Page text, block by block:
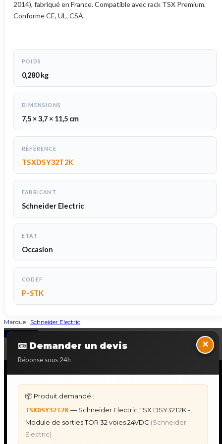
2014), fabriqué en France. Compatible avec rack TSX Premium.
Conforme CE, UL, CSA.
POIDS
0,280 kg
DIMENSIONS
7,5 × 3,7 × 11,5 cm
RÉFÉRENCE
TSXDSY32T2K
FABRICANT
Schneider Electric
ETAT
Occasion
CODEF
P-STK
Marque : Schneider Electric
📧 Demander un devis
Réponse sous 24h
×
📦 Produit demandé :
TSXDSY32T2K — Schneider Electric TSX DSY32T2K -
Module de sorties TOR 32 voies 24VDC (Schneider
Electric)
Back to Top
DÉPANNAGE AUTOMATES